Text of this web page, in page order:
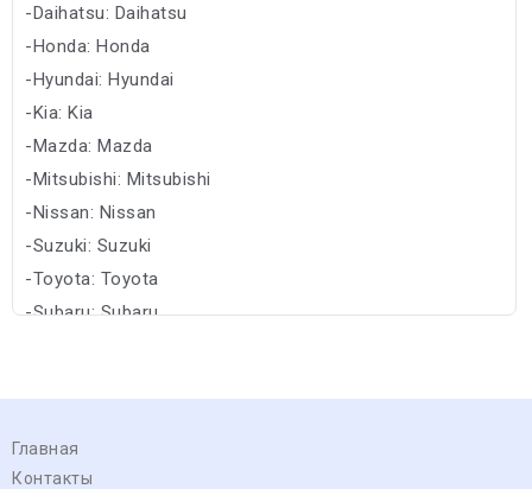
-Daihatsu: Daihatsu
-Honda: Honda
-Hyundai: Hyundai
-Kia: Kia
-Mazda: Mazda
-Mitsubishi: Mitsubishi
-Nissan: Nissan
-Suzuki: Suzuki
-Toyota: Toyota
-Subaru: Subaru
Главная
Контакты